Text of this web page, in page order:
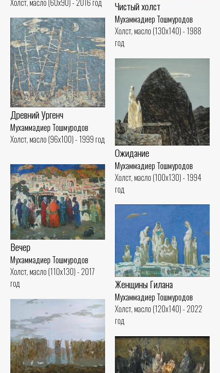
Холст, масло (60x90) - 2016 год
Чистый холст
Мухаммадиер Тошмуродов
Холст, масло (130x140) - 1988
год
Древний Ургенч
Мухаммадиер Тошмуродов
Холст, масло (96x100) - 1999 год
Ожидание
Мухаммадиер Тошмуродов
Холст, масло (100x130) - 1994
год
Вечер
Мухаммадиер Тошмуродов
Холст, масло (110x130) - 2017
год
Женщины Гилана
Мухаммадиер Тошмуродов
Холст, масло (120x140) - 2022
год